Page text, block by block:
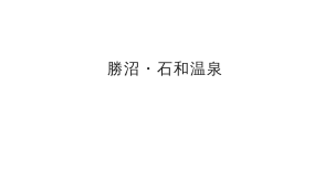
勝沼・石和温泉